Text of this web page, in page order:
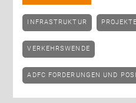
INFRASTRUKTUR
VERKEHRSWENDE
ADFC FORDERUNGEN UND